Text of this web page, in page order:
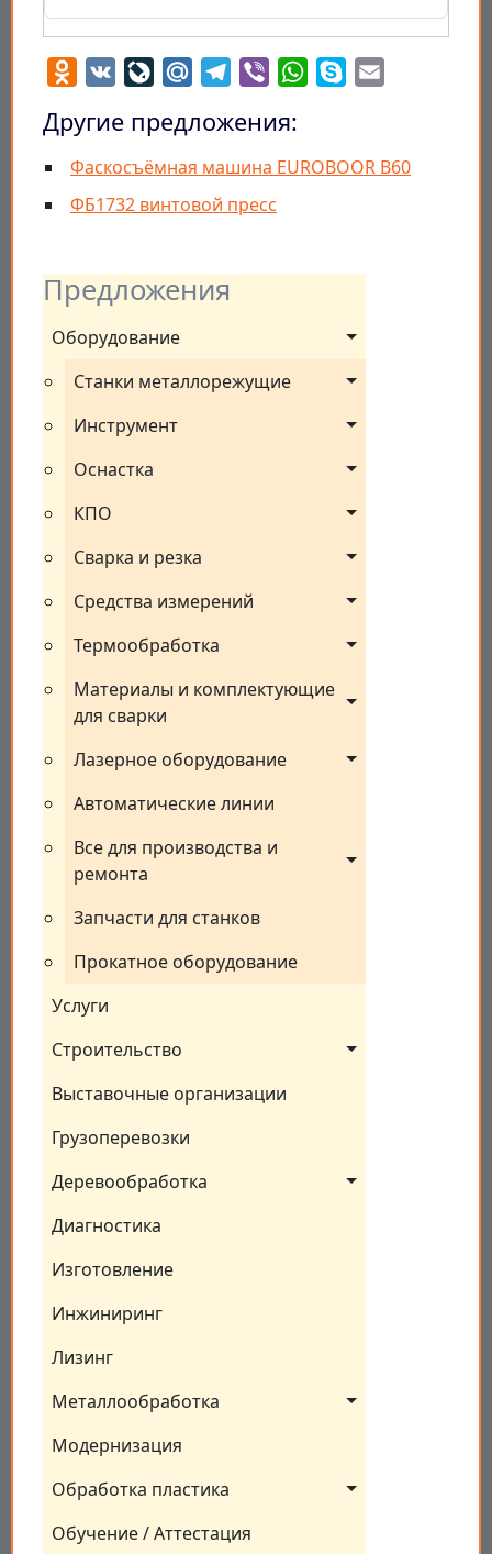
Предложения
Оборудование
Станки металлорежущие
Инструмент
Оснастка
КПО
Сварка и резка
Средства измерений
Термообработка
Материалы и комплектующие
для сварки
Лазерное оборудование
Автоматические линии
Все для производства и
ремонта
Запчасти для станков
Прокатное оборудование
Услуги
Строительство
Выставочные организации
Грузоперевозки
Деревообработка
Диагностика
Изготовление
Инжиниринг
Лизинг
Металлообработка
Модернизация
Обработка пластика
Обучение / Аттестация
Odnoklassniki
VK LiveJournal
Mail.RuTelegram
Viber WhatsApp
Skype
Другие предложения:
Фаскосъёмная машина EUROBOOR B60
ФБ1732 винтовой пресс